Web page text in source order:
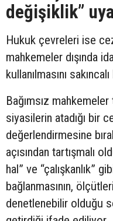
değişiklik”
Hukuk çevreleri ise
mahkemeler dışında
kullanılmasını
Bağımsız
siyasilerin atadığı bir
değerlendirmesine
açısından tartışmalı
hal” ve “çalışkanlık”
bağlanmasının,
denetlenebilir olduğu